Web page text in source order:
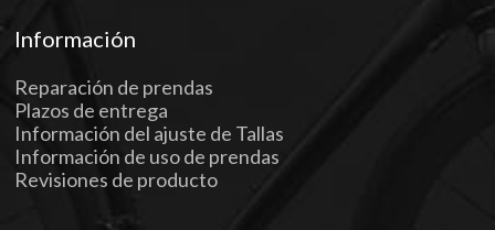
Información
Reparación de prendas
Plazos de entrega
Información del ajuste de Tallas
Información de uso de prendas
Revisiones de producto